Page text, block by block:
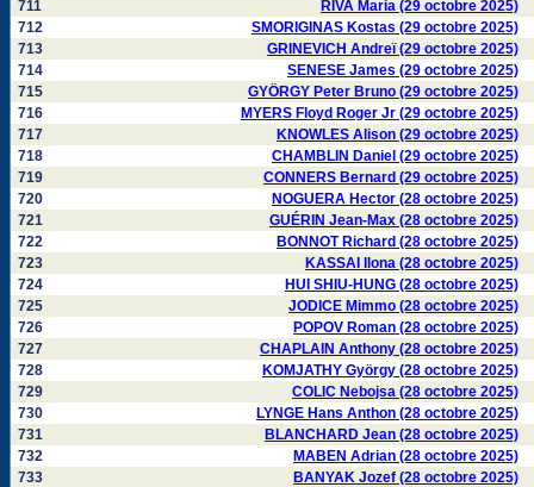
711
RIVA Maria (29 octobre 2025)
712
SMORIGINAS Kostas (29 octobre 2025)
713
GRINEVICH Andreï (29 octobre 2025)
714
SENESE James (29 octobre 2025)
715
GYÖRGY Peter Bruno (29 octobre 2025)
716
MYERS Floyd Roger Jr (29 octobre 2025)
717
KNOWLES Alison (29 octobre 2025)
718
CHAMBLIN Daniel (29 octobre 2025)
719
CONNERS Bernard (29 octobre 2025)
720
NOGUERA Hector (28 octobre 2025)
721
GUÉRIN Jean-Max (28 octobre 2025)
722
BONNOT Richard (28 octobre 2025)
723
KASSAI Ilona (28 octobre 2025)
724
HUI SHIU-HUNG (28 octobre 2025)
725
JODICE Mimmo (28 octobre 2025)
726
POPOV Roman (28 octobre 2025)
727
CHAPLAIN Anthony (28 octobre 2025)
728
KOMJATHY György (28 octobre 2025)
729
COLIC Nebojsa (28 octobre 2025)
730
LYNGE Hans Anthon (28 octobre 2025)
731
BLANCHARD Jean (28 octobre 2025)
732
MABEN Adrian (28 octobre 2025)
733
BANYAK Jozef (28 octobre 2025)